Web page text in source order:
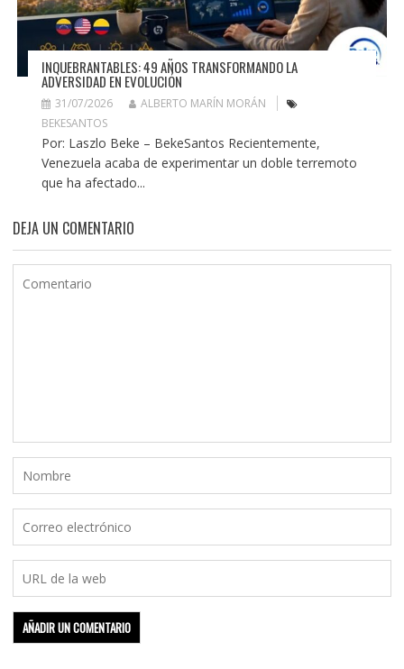
INQUEBRANTABLES: 49 AÑOS TRANSFORMANDO LA
ADVERSIDAD EN EVOLUCIÓN
31/07/2026
ALBERTO MARÍN MORÁN
BEKESANTOS
Por: Laszlo Beke – BekeSantos Recientemente,
Venezuela acaba de experimentar un doble terremoto
que ha afectado...
DEJA UN COMENTARIO